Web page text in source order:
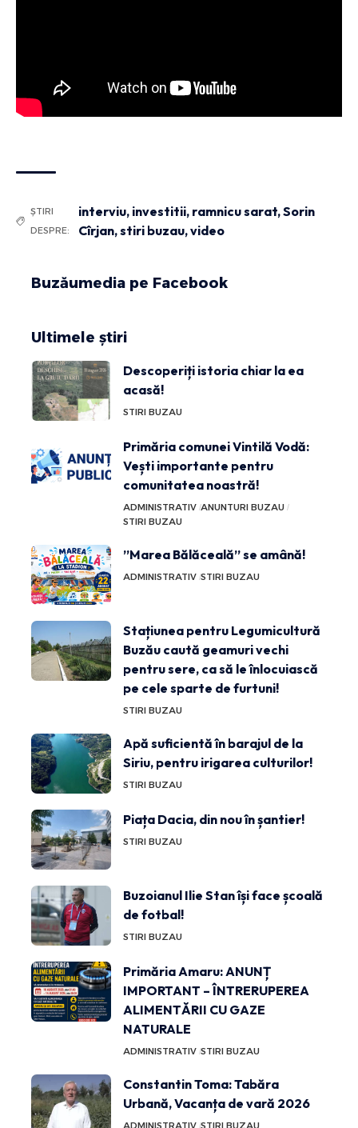
ȘTIRI
DESPRE:
interviu, investitii, ramnicu sarat,Sorin
Cîrjan,stiri buzau,video
Buzăumedia pe Facebook
Ultimele știri
Descoperiți istoria chiar la ea
acasă!
STIRI BUZAU
Primăria comunei Vintilă Vodă:
Vești importante pentru
comunitatea noastră!
ADMINISTRATIV ANUNTURI BUZAU
STIRI BUZAU
”Marea Bălăceală” se amână!
ADMINISTRATIV STIRI BUZAU
Stațiunea pentru Legumicultură
Buzău caută geamuri vechi
pentru sere, ca să le înlocuiască
pe cele sparte de furtuni!
STIRI BUZAU
Apă suficientă în barajul de la
Siriu, pentru irigarea culturilor!
STIRI BUZAU
Piața Dacia, din nou în șantier!
STIRI BUZAU
Buzoianul Ilie Stan își face școală
de fotbal!
STIRI BUZAU
Primăria Amaru: ANUNȚ
IMPORTANT – ÎNTRERUPEREA
ALIMENTĂRII CU GAZE
NATURALE
ADMINISTRATIV STIRI BUZAU
Constantin Toma: Tabăra
Urbană, Vacanța de vară 2026
ADMINISTRATIV STIRI BUZAU